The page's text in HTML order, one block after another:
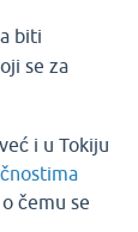
biti
se za
i u Tokiju
čemu se